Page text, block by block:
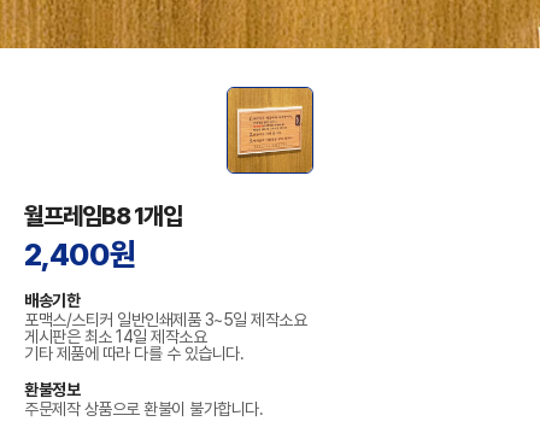
월프레임B8 1개입
2,400원
배송기한
포맥스/스티커 일반인쇄제품 3~5일 제작소요
게시판은 최소 14일 제작소요
기타 제품에 따라 다를 수 있습니다.
환불정보
주문제작 상품으로 환불이 불가합니다.